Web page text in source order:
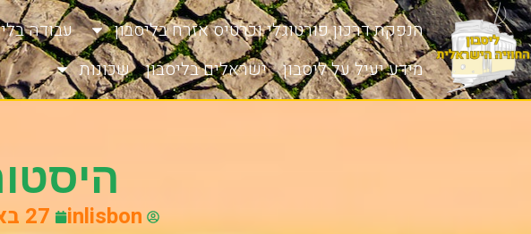
הנפקת דרכון פורטוגלי וכרטיס אזרח בליסבון עבודה
מידע יעיל על ליסבון
ישראלים בליסבון שכונות
inlisbon 27 באוקטובר 2024